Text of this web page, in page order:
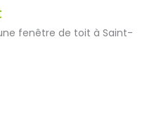
fenêtre de toit à Saint-